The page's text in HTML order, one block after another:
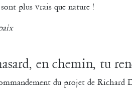
plus vrais que nature !
en chemin, tu
du projet de Richard